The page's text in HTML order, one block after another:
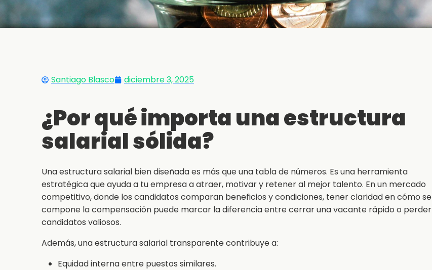
Santiago Blasco diciembre 3, 2025
¿Por qué importa una estructura
salarial sólida?
Una estructura salarial bien diseñada es más que una tabla de números. Es una herramienta
estratégica que ayuda a tu empresa a atraer, motivar y retener al mejor talento. En un mercado
competitivo, donde los candidatos comparan beneficios y condiciones, tener claridad en cómo se
compone la compensación puede marcar la diferencia entre cerrar una vacante rápido o perder
candidatos valiosos.
Además, una estructura salarial transparente contribuye a:
Equidad interna entre puestos similares.